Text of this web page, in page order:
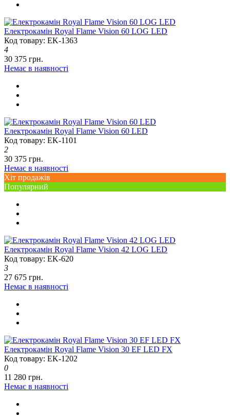
Електрокамін Royal Flame Vision 60 LOG LED
Код товару: EK-1363
4
30 375 грн.
Немає в наявності
Електрокамін Royal Flame Vision 60 LED
Код товару: EK-1101
2
30 375 грн.
Немає в наявності
Хіт продажів
Популярний
Електрокамін Royal Flame Vision 42 LOG LED
Код товару: EK-620
3
27 675 грн.
Немає в наявності
Електрокамін Royal Flame Vision 30 EF LED FX
Код товару: EK-1202
0
11 280 грн.
Немає в наявності